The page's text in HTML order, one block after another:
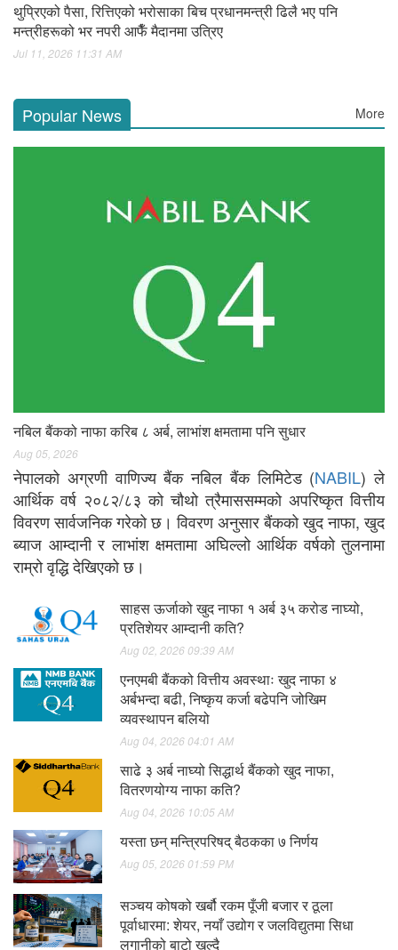
थुप्रिएको पैसा, रित्तिएको भरोसाका बिच प्रधानमन्त्री ढिलै भए पनि
मन्त्रीहरूको भर नपरी आफैँ मैदानमा उत्रिए
Jul 11, 2026 11:31 AM
Popular News More
नबिल बैंकको नाफा करिब ८ अर्ब, लाभांश क्षमतामा पनि सुधार
Aug 05, 2026
नेपालको अग्रणी वाणिज्य बैंक नबिल बैंक लिमिटेड (NABIL) ले
आर्थिक वर्ष २०८२/८३ को चौथो त्रैमाससम्मको अपरिष्कृत वित्तीय
विवरण सार्वजनिक गरेको छ। विवरण अनुसार बैंकको खुद नाफा, खुद
ब्याज आम्दानी र लाभांश क्षमतामा अघिल्लो आर्थिक वर्षको तुलनामा
राम्रो वृद्धि देखिएको छ।
साहस ऊर्जाको खुद नाफा १ अर्ब ३५ करोड नाघ्यो,
प्रतिशेयर आम्दानी कति?
Aug 02, 2026 09:39 AM
एनएमबी बैंकको वित्तीय अवस्थाः खुद नाफा ४
अर्बभन्दा बढी, निष्कृय कर्जा बढेपनि जोखिम
व्यवस्थापन बलियो
Aug 04, 2026 04:01 AM
साढे ३ अर्ब नाघ्यो सिद्धार्थ बैंकको खुद नाफा,
वितरणयोग्य नाफा कति?
Aug 04, 2026 10:05 AM
यस्ता छन् मन्त्रिपरिषद् बैठकका ७ निर्णय
Aug 05, 2026 01:59 PM
सञ्चय कोषको खर्बौ रकम पूँजी बजार र ठूला
पूर्वाधारमा: शेयर, नयाँ उद्योग र जलविद्युतमा सिधा
लगानीको बाटो खुल्दै